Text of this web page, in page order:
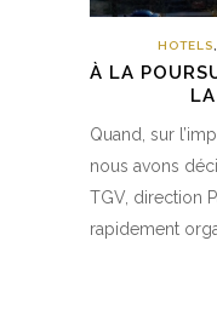
HOTELS,
À LA
Quand, sur
nous avons
TGV, direction
rapidement